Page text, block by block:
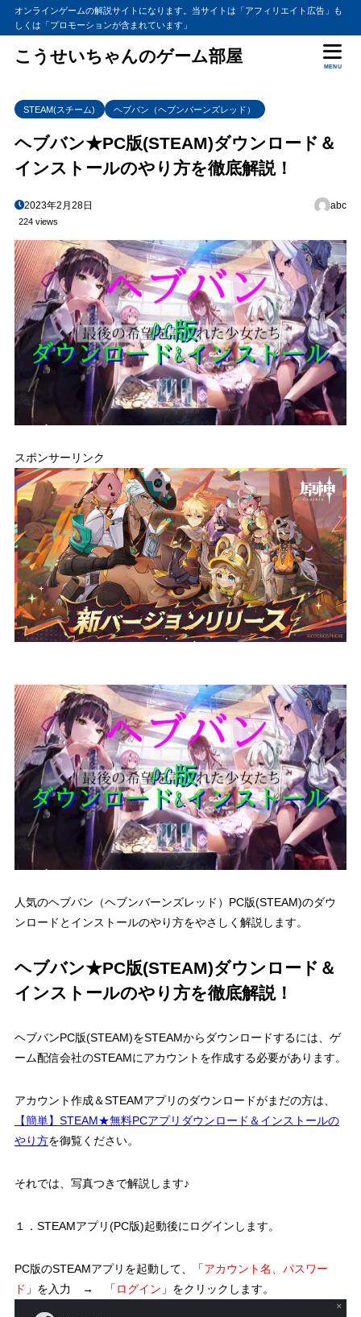
オンラインゲームの解説サイトになります。当サイトは「アフィリエイト広告」も
しくは「プロモーションが含まれています」
こうせいちゃんのゲーム部屋
MENU
STEAM(スチーム) ヘブバン（ヘブンバーンズレッド）
ヘブバン★PC版(STEAM)ダウンロード＆
インストールのやり方を徹底解説！
2023年2月28日 abc
224 views
スポンサーリンク
人気のヘブバン（ヘブンバーンズレッド）PC版(STEAM)のダウ
ンロードとインストールのやり方をやさしく解説します。
ヘブバン★PC版(STEAM)ダウンロード＆
インストールのやり方を徹底解説！
ヘブバンPC版(STEAM)をSTEAMからダウンロードするには、ゲ
ーム配信会社のSTEAMにアカウントを作成する必要があります。
アカウント作成＆STEAMアプリのダウンロードがまだの方は、
【簡単】STEAM★無料PCアプリダウンロード＆インストールの
やり方を御覧ください。
それでは、写真つきで解説します♪
１．STEAMアプリ(PC版)起動後にログインします。
PC版のSTEAMアプリを起動して、「アカウント名、パスワー
ド 」を入力 → 「 ログイン 」をクリックします。